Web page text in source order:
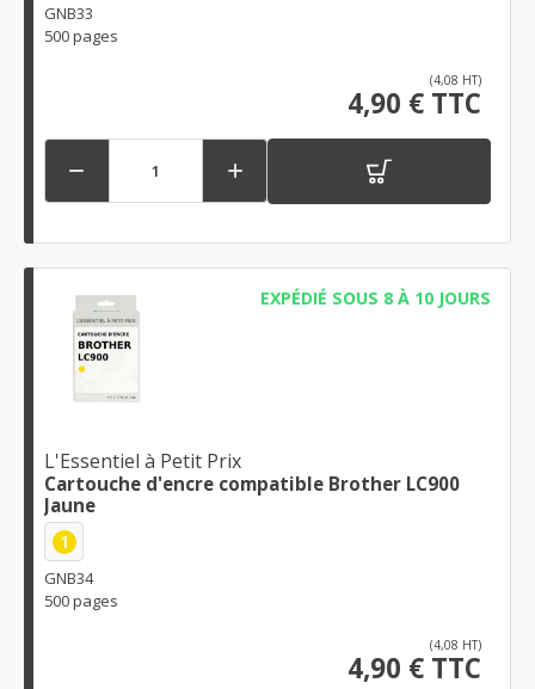
GNB33
500 pages
(4,08 HT)
4,90 € TTC
 
EXPÉDIÉ SOUS 8 À 10 JOURS
L'Essentiel à Petit Prix
Cartouche d'encre compatible Brother LC900
Jaune
1
GNB34
500 pages
(4,08 HT)
4,90 € TTC